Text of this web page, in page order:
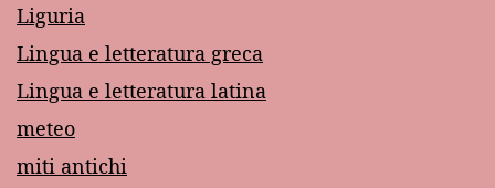
Liguria
Lingua e letteratura greca
Lingua e letteratura latina
meteo
miti antichi